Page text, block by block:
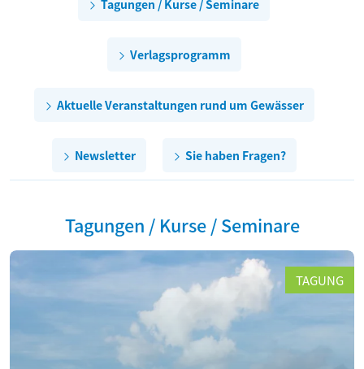
Tagungen / Kurse / Seminare
Verlagsprogramm
Aktuelle Veranstaltungen rund um Gewässer
Newsletter Sie haben Fragen?
Tagungen / Kurse / Seminare
TAGUNG